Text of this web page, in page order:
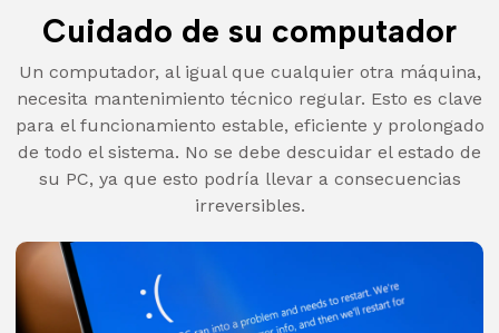
Cuidado de su computador
Un computador, al igual que cualquier otra máquina,
necesita mantenimiento técnico regular. Esto es clave
para el funcionamiento estable, eficiente y prolongado
de todo el sistema. No se debe descuidar el estado de
su PC, ya que esto podría llevar a consecuencias
irreversibles.